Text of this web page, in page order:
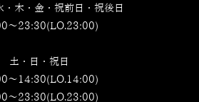
・木・金・祝前日・祝後日
～23:30(LO.23:00)
土・日・祝日
～14:30(LO.14:00)
～23:30(LO.23:00)